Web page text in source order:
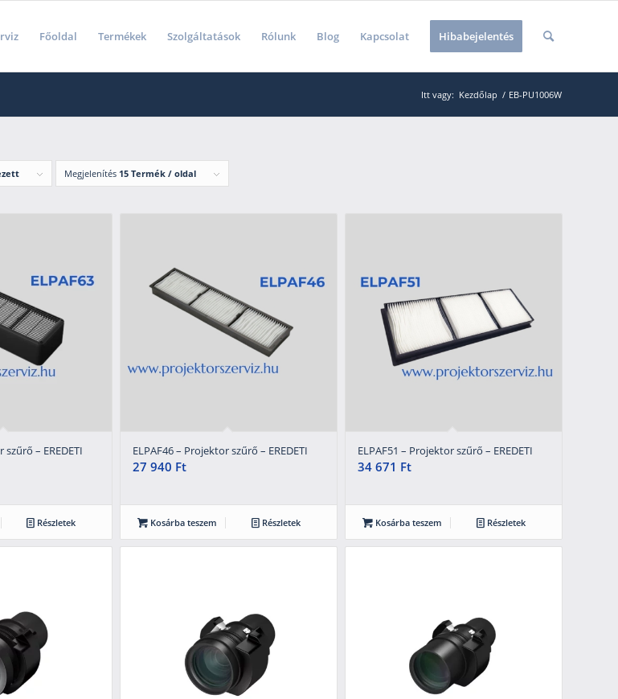
Főoldal Termékek Szolgáltatások Rólunk Blog Kapcsolat Hibabejelentés
Itt vagy: Kezdőlap / EB-PU1006W
Megjelenítés 15 Termék / oldal
– EREDETI
Részletek
ELPAF46 – Projektor szűrő – EREDETI
27 940 Ft
Kosárba teszem Részletek
ELPAF51 – Projektor szűrő – EREDETI
34 671 Ft
Kosárba teszem Részletek